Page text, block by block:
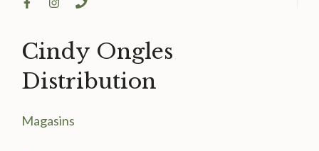
Cindy Ongles
Distribution
Magasins